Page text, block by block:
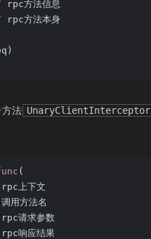
方法信息
方法本身
法 UnaryClientInterceptor
(
上下文
方法名
请求参数
应结果